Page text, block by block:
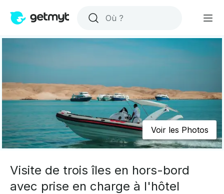
Voir les Photos
Visite de trois îles en hors-bord
avec prise en charge à l'hôtel